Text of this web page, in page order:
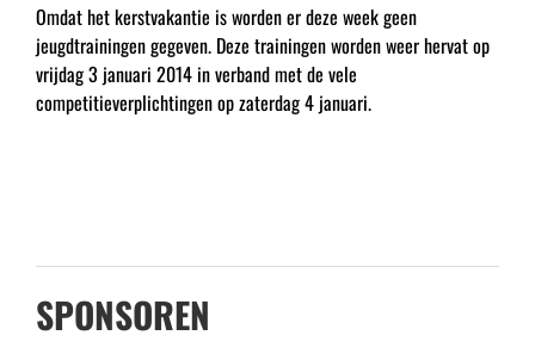
Omdat het kerstvakantie is worden er deze week geen
jeugdtrainingen gegeven. Deze trainingen worden weer hervat op
vrijdag 3 januari 2014 in verband met de vele
competitieverplichtingen op zaterdag 4 januari.
SPONSOREN